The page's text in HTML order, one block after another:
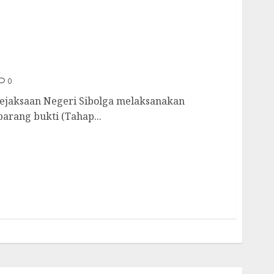
0
Negeri Sibolga melaksanakan
bukti (Tahap...